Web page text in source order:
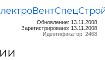
Обновление: 13.11.2008
Зарегистрировано: 13.11.2008
Идентификатор: 2468